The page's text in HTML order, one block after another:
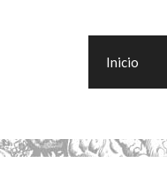
Inicio